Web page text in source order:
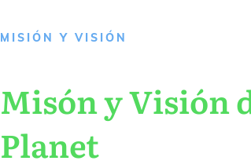
MISIÓN Y VISIÓN
Misón y Visión
Planet